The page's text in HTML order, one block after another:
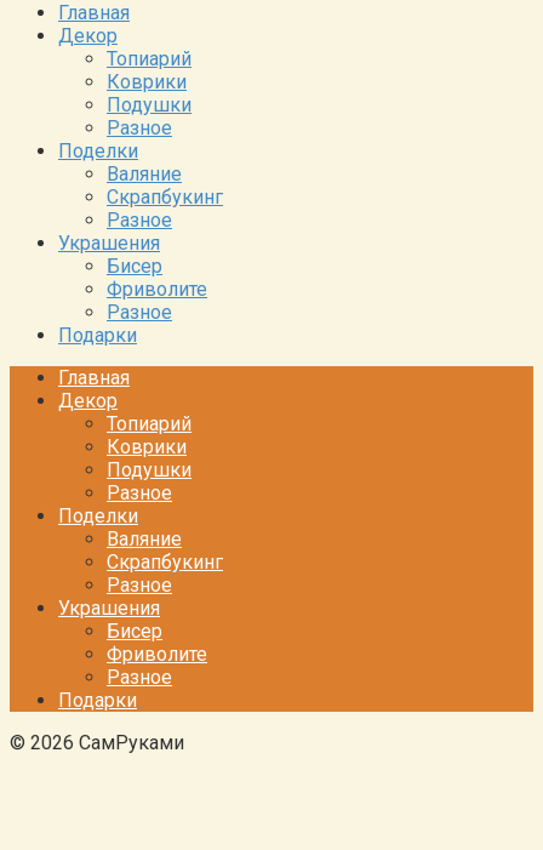
Главная
Декор
Топиарий
Коврики
Подушки
Разное
Поделки
Валяние
Скрапбукинг
Разное
Украшения
Бисер
Фриволите
Разное
Подарки
Главная
Декор
Топиарий
Коврики
Подушки
Разное
Поделки
Валяние
Скрапбукинг
Разное
Украшения
Бисер
Фриволите
Разное
Подарки
© 2026 СамРуками